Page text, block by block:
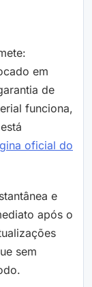
em
de
funciona,
oficial do
e
após o
sem